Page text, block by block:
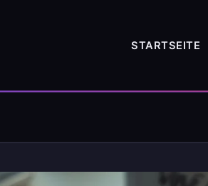
STARTSEITE